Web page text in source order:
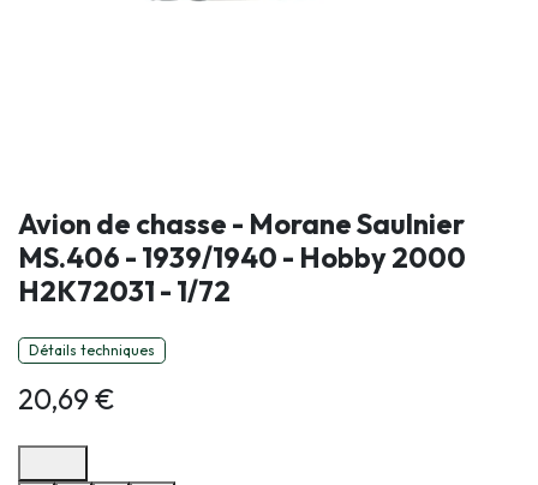
Avion de chasse - Morane Saulnier
MS.406 - 1939/1940 - Hobby 2000
H2K72031 - 1/72
Détails techniques
20,69€